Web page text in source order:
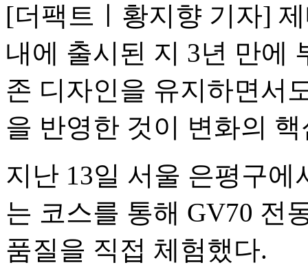
[더팩트ㅣ황지향 기자]
내에 출시된 지 3년 만에
존 디자인을 유지하면서
을 반영한 것이 변화의
지난 13일 서울 은평구
는 코스를 통해 GV70 전
품질을 직접 체험했다.